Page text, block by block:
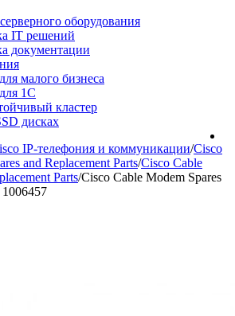
оборудования
IT решений
документации
малого бизнеса
1С
кластер
дисках
IP-телефония и коммуникации/Cisco
and Replacement Parts/Cisco Cable
Parts/Cisco Cable Modem Spares
1006457